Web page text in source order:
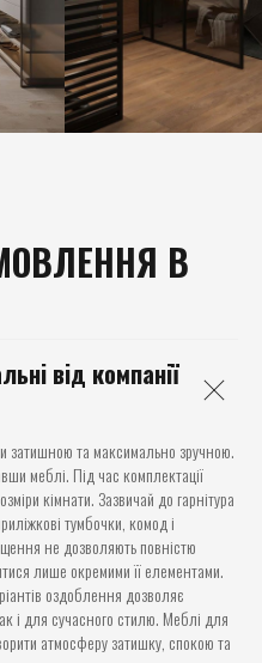
В
від компанії
затишною та максимально зручною.
меблі. Під час комплектації
кімнати. Зазвичай до гарнітура
тумбочки, комод і
не дозволяють повністю
лише окремими її елементами.
оздоблення дозволяє
і для сучасного стилю. Меблі для
атмосферу затишку, спокою та